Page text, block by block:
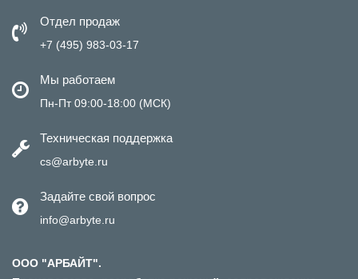
Отдел продаж
+7 (495) 983-03-17
Мы работаем
Пн-Пт 09:00-18:00 (МСК)
Техническая поддержка
cs@arbyte.ru
Задайте свой вопрос
info@arbyte.ru
ООО "АРБАЙТ".